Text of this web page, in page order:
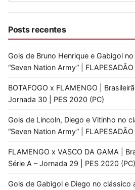
Posts recentes
Gols de Bruno Henrique e Gabigol
“Seven Nation Army” |
BOTAFOGO x FLAMENGO |
Jornada 30 | PES 2020 (PC)
Gols de Lincoln, Diego e Vitinho no
“Seven Nation Army” |
FLAMENGO x VASCO DA GAMA |
Série A – Jornada 29 | PES 2020 (PC)
Gols de Gabigol e Diego no clássico